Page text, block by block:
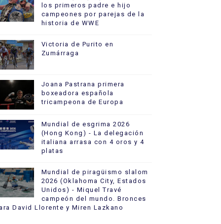
los primeros padre e hijo
campeones por parejas de la
historia de WWE
Victoria de Purito en
Zumárraga
Joana Pastrana primera
boxeadora española
tricampeona de Europa
Mundial de esgrima 2026
(Hong Kong) - La delegación
italiana arrasa con 4 oros y 4
platas
Mundial de piragüismo slalom
2026 (Oklahoma City, Estados
Unidos) - Miquel Travé
campeón del mundo. Bronces
David Llorente y Miren Lazkano